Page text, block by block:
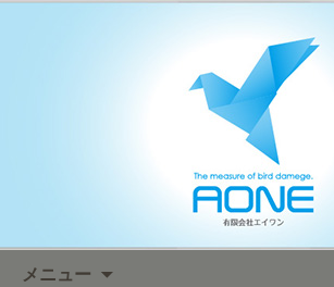
エイワン オフィシャ
メニュー